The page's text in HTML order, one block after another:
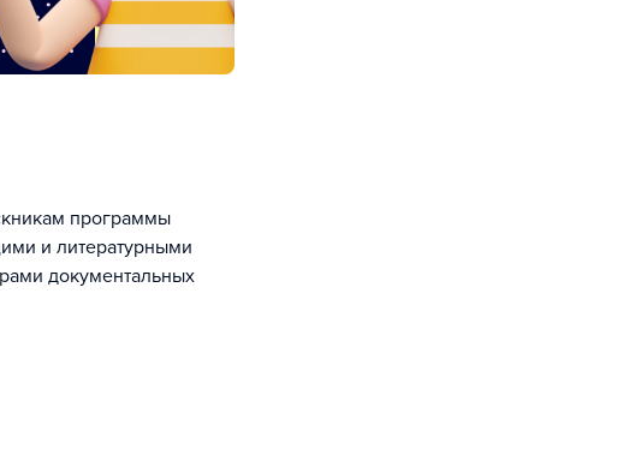
программы
и литературными
документальных